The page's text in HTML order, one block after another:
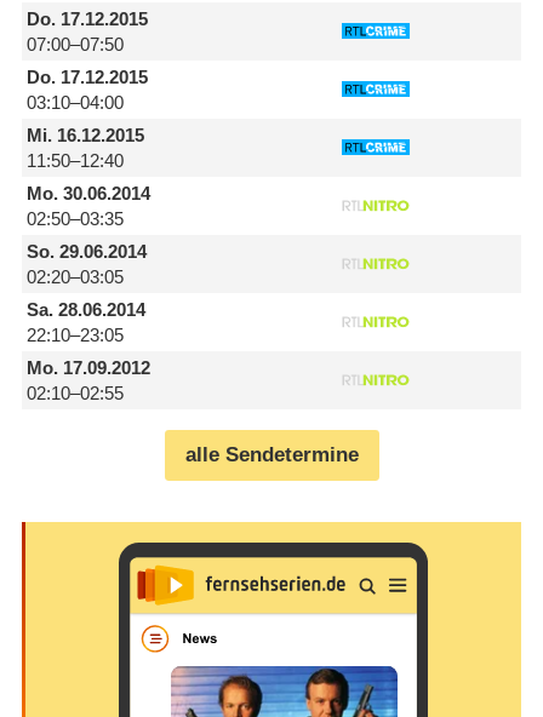
Do.17.12.2015
07:00–07:50
Do.17.12.2015
03:10–04:00
Mi.16.12.2015
11:50–12:40
Mo.30.06.2014
02:50–03:35
So.29.06.2014
02:20–03:05
Sa.28.06.2014
22:10–23:05
Mo.17.09.2012
02:10–02:55
alle Sendetermine